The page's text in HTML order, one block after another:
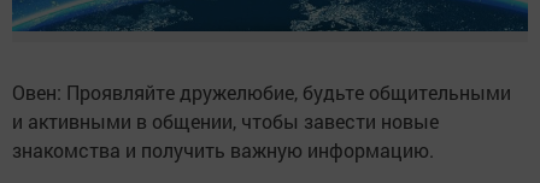
Овен: Проявляйте дружелюбие, будьте общительными
и активными в общении, чтобы завести новые
знакомства и получить важную информацию.